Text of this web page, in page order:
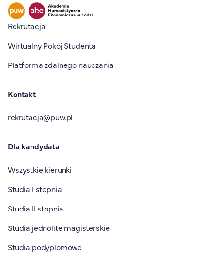
Stopka I
Rekrutacja
Wirtualny Pokój Studenta
Platforma zdalnego nauczania
Kontakt
rekrutacja@puw.pl
Dla kandydata
Wszystkie kierunki
Studia I stopnia
Studia II stopnia
Studia jednolite magisterskie
Studia podyplomowe